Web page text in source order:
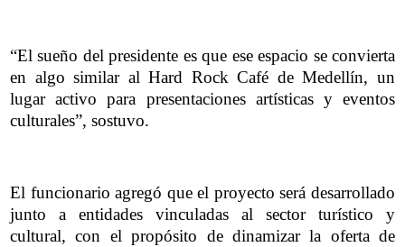
“El sueño del presidente es que ese espacio se convierta
en algo similar al Hard Rock Café de Medellín, un
lugar activo para presentaciones artísticas y eventos
culturales”, sostuvo.
El funcionario agregó que el proyecto será desarrollado
junto a entidades vinculadas al sector turístico y
cultural, con el propósito de dinamizar la oferta de